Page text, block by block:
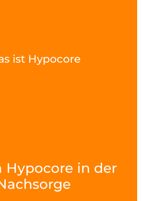
ist Hypocore
Hypocore in der